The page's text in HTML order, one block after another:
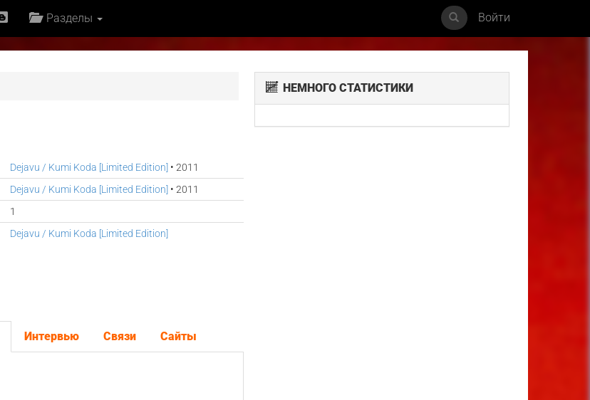
Разделы Войти
Dejavu / Kumi Koda [Limited Edition] • 2011
Dejavu / Kumi Koda [Limited Edition] • 2011
1
Dejavu / Kumi Koda [Limited Edition]
Интервью Связи Сайты
НЕМНОГО СТАТИСТИКИ